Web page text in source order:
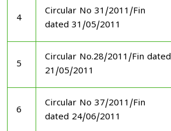
4
Circular No 31/2011/Fin
dated 31/05/2011
5
Circular No.28/2011/Fin dated
21/05/2011
6
Circular No 37/2011/Fin
dated 24/06/2011